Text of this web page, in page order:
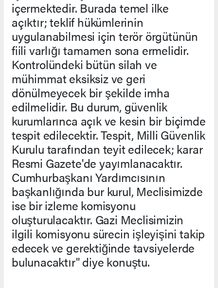
içermektedir. Burada temel ilke
açıktır; teklif hükümlerinin
uygulanabilmesi için terör örgütünün
fiili varlığı tamamen sona ermelidir.
Kontrolündeki bütün silah ve
mühimmat eksiksiz ve geri
dönülmeyecek bir şekilde imha
edilmelidir. Bu durum, güvenlik
kurumlarınca açık ve kesin bir biçimde
tespit edilecektir. Tespit, Milli Güvenlik
Kurulu tarafından teyit edilecek; karar
Resmi Gazete'de yayımlanacaktır.
Cumhurbaşkanı Yardımcısının
başkanlığında bur kurul, Meclisimizde
ise bir izleme komisyonu
oluşturulacaktır. Gazi Meclisimizin
ilgili komisyonu sürecin işleyişini takip
edecek ve gerektiğinde tavsiyelerde
bulunacaktır" diye konuştu.